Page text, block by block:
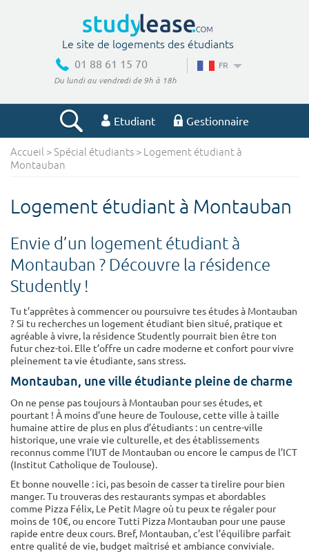
Le site de logements des étudiants
01 88 61 15 70
Du lundi au vendredi de 9h à 18h
FR
Etudiant Gestionnaire
Votre recherche
Budget min Budget max
Surface min
m²
Surface max
m²
Type de location
Colocation
Votre date d'entrée
Chercher
Accueil >Spécial étudiants > Logement étudiant à
Montauban
Logement étudiant à Montauban
Envie d’un logement étudiant à
Montauban ? Découvre la résidence
Studently !
Tu t’apprêtes à commencer ou poursuivre tes études à Montauban
? Si tu recherches un logement étudiant bien situé, pratique et
agréable à vivre, la résidence Studently pourrait bien être ton
futur chez-toi. Elle t’offre un cadre moderne et confort pour vivre
pleinement ta vie étudiante, sans stress.
Montauban, une ville étudiante pleine de charme
On ne pense pas toujours à Montauban pour ses études, et
pourtant ! À moins d’une heure de Toulouse, cette ville à taille
humaine attire de plus en plus d’étudiants : un centre-ville
historique, une vraie vie culturelle, et des établissements
reconnus comme l’IUT de Montauban ou encore le campus de l’ICT
(Institut Catholique de Toulouse).
Et bonne nouvelle : ici, pas besoin de casser ta tirelire pour bien
manger. Tu trouveras des restaurants sympas et abordables
comme Pizza Félix, Le Petit Magre où tu peux te régaler pour
moins de 10€, ou encore Tutti Pizza Montauban pour une pause
rapide entre deux cours. Bref, Montauban, c’est l’équilibre parfait
entre qualité de vie, budget maîtrisé et ambiance conviviale.